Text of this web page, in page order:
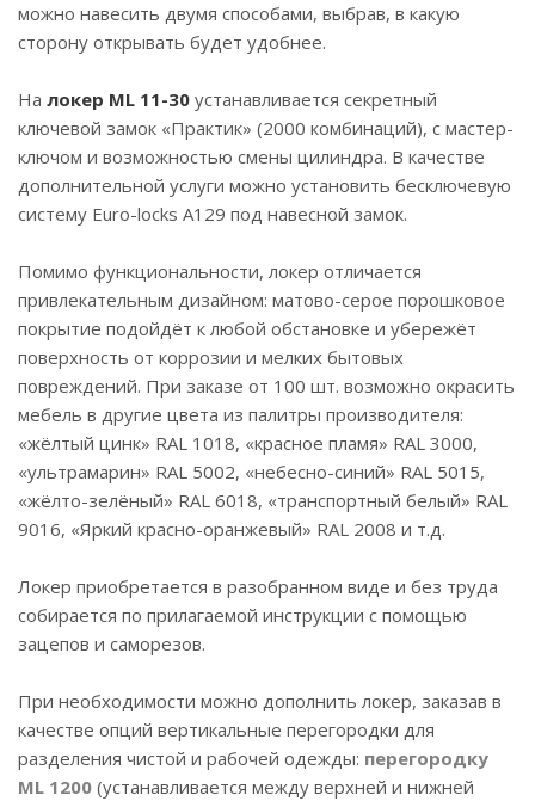
можно навесить двумя способами, выбрав, в какую
сторону открывать будет удобнее.
На локер ML 11-30 устанавливается секретный
ключевой замок «Практик» (2000 комбинаций), с мастер-
ключом и возможностью смены цилиндра. В качестве
дополнительной услуги можно установить бесключевую
систему Euro-locks A129 под навесной замок.
Помимо функциональности, локер отличается
привлекательным дизайном: матово-серое порошковое
покрытие подойдёт к любой обстановке и убережёт
поверхность от коррозии и мелких бытовых
повреждений. При заказе от 100 шт. возможно окрасить
мебель в другие цвета из палитры производителя:
«жёлтый цинк» RAL 1018, «красное пламя» RAL 3000,
«ультрамарин» RAL 5002, «небесно-синий» RAL 5015,
«жёлто-зелёный» RAL 6018, «транспортный белый» RAL
9016, «Яркий красно-оранжевый» RAL 2008 и т.д.
Локер приобретается в разобранном виде и без труда
собирается по прилагаемой инструкции с помощью
зацепов и саморезов.
При необходимости можно дополнить локер, заказав в
качестве опций вертикальные перегородки для
разделения чистой и рабочей одежды: перегородку
ML 1200 (устанавливается между верхней и нижней